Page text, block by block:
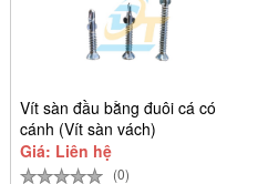
Vít sàn đầu bằng đuôi cá có
cánh (Vít sàn vách)
Giá: Liên hệ
(0)